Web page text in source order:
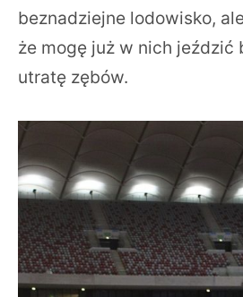
beznadziejne lodowisko,
że mogę już w nich jeździć
utratę zębów.